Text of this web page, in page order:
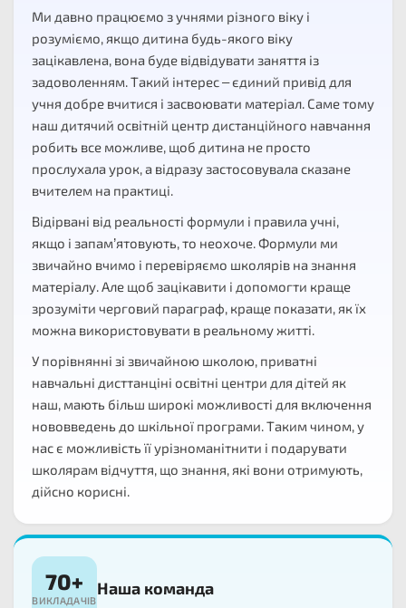
Ми давно працюємо з учнями різного віку і
розуміємо, якщо дитина будь-якого віку
зацікавлена, вона буде відвідувати заняття із
задоволенням. Такий інтерес – єдиний привід для
учня добре вчитися і засвоювати матеріал. Саме тому
наш дитячий освітній центр дистанційного навчання
робить все можливе, щоб дитина не просто
прослухала урок, а відразу застосовувала сказане
вчителем на практиці.
Відірвані від реальності формули і правила учні,
якщо і запам’ятовують, то неохоче. Формули ми
звичайно вчимо і перевіряємо школярів на знання
матеріалу. Але щоб зацікавити і допомогти краще
зрозуміти черговий параграф, краще показати, як їх
можна використовувати в реальному житті.
У порівнянні зі звичайною школою, приватні
навчальні дисттанціні освітні центри для дітей як
наш, мають більш широкі можливості для включення
нововведень до шкільної програми. Таким чином, у
нас є можливість її урізноманітнити і подарувати
школярам відчуття, що знання, які вони отримують,
дійсно корисні.
70+
ВИКЛАДАЧІВ
Наша команда